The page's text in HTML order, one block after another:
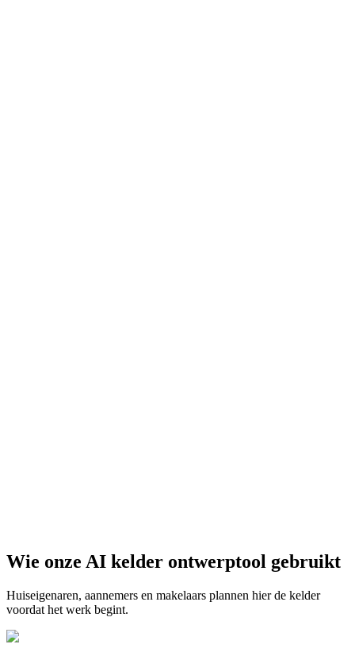
Start gratis
Wie onze AI kelder ontwerptool gebruikt
Huiseigenaren, aannemers en makelaars plannen hier de kelder
voordat het werk begint.